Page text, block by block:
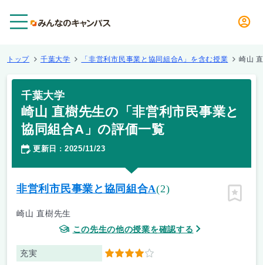
トップ 千葉大学 「非営利市民事業と協同組合A」を含む授業 崎山
千葉大学
崎山 直樹先生の「非営利市民事業と
協同組合A」の評価一覧
更新日 ： 2025/11/23
非営利市民事業と協同組合A(2)
崎山 直樹先生
この先生の他の授業を確認する
充実 4
ピン留